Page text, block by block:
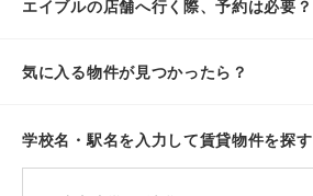
エイブルの店舗へ行く際、予約は必要？
気に入る物件が見つかったら？
学校名・駅名を入力して賃貸物件を探す